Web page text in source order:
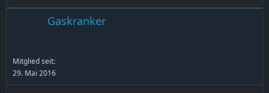
Gaskranker
Mitglied seit:
29. Mai 2016